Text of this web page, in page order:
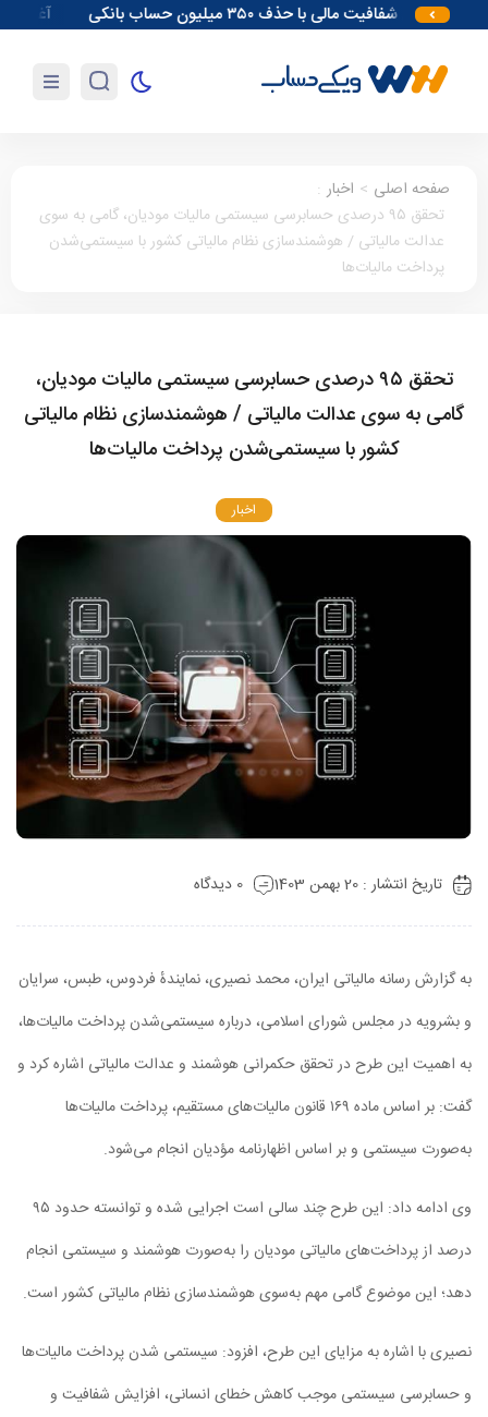
افزایش شفافیت مالی با حذف ۳۵۰ میلیون حساب بانکی آغاز مقدمات
صفحه اصلی > اخبار :
تحقق ۹۵ درصدی حسابرسی سیستمی مالیات مودیان، گامی به سوی
عدالت مالیاتی / هوشمندسازی نظام مالیاتی کشور با سیستمی‌شدن
پرداخت مالیات‌ها
تحقق ۹۵ درصدی حسابرسی سیستمی مالیات مودیان،
گامی به سوی عدالت مالیاتی / هوشمندسازی نظام مالیاتی
کشور با سیستمی‌شدن پرداخت مالیات‌ها
اخبار
تاریخ انتشار : 20 بهمن 1403 0 دیدگاه
به گزارش رسانه مالیاتی ایران، محمد نصیری، نمایندهٔ فردوس، طبس، سرایان
و بشرویه در مجلس شورای اسلامی، درباره سیستمی‌شدن پرداخت مالیات‌ها،
به اهمیت این طرح در تحقق حکمرانی هوشمند و عدالت مالیاتی اشاره کرد و
گفت: بر اساس ماده ۱۶۹ قانون مالیات‌های مستقیم، پرداخت مالیات‌ها
به‌صورت سیستمی و بر اساس اظهارنامه مؤدیان انجام می‌شود.
وی ادامه داد: این طرح چند سالی است اجرایی شده و توانسته حدود ۹۵
درصد از پرداخت‌های مالیاتی مودیان را به‌صورت هوشمند و سیستمی انجام
دهد؛ این موضوع گامی مهم به‌سوی هوشمندسازی نظام مالیاتی کشور است.
نصیری با اشاره به مزایای این طرح، افزود: سیستمی‌ شدن پرداخت مالیات‌ها
و حسابرسی سیستمی موجب کاهش خطای انسانی، افزایش شفافیت و